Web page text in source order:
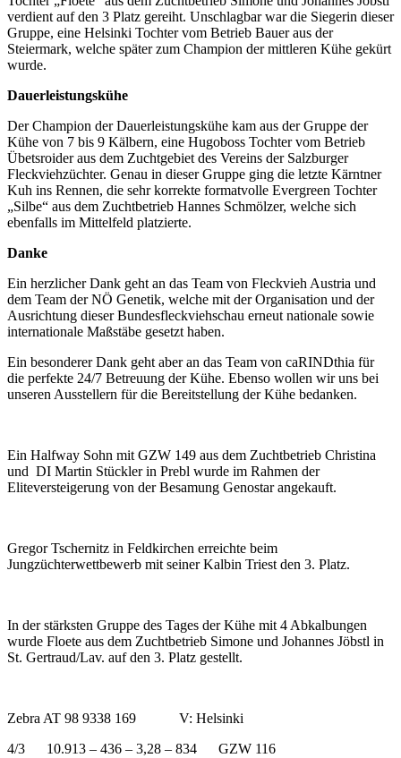
verdient auf den 3 Platz gereiht. Unschlagbar war die Siegerin dieser
Gruppe, eine Helsinki Tochter vom Betrieb Bauer aus der
Steiermark, welche später zum Champion der mittleren Kühe gekürt
wurde.
Dauerleistungskühe
Der Champion der Dauerleistungskühe kam aus der Gruppe der
Kühe von 7 bis 9 Kälbern, eine Hugoboss Tochter vom Betrieb
Übetsroider aus dem Zuchtgebiet des Vereins der Salzburger
Fleckviehzüchter. Genau in dieser Gruppe ging die letzte Kärntner
Kuh ins Rennen, die sehr korrekte formatvolle Evergreen Tochter
„Silbe“ aus dem Zuchtbetrieb Hannes Schmölzer, welche sich
ebenfalls im Mittelfeld platzierte.
Danke
Ein herzlicher Dank geht an das Team von Fleckvieh Austria und
dem Team der NÖ Genetik, welche mit der Organisation und der
Ausrichtung dieser Bundesfleckviehschau erneut nationale sowie
internationale Maßstäbe gesetzt haben.
Ein besonderer Dank geht aber an das Team von caRINDthia für
die perfekte 24/7 Betreuung der Kühe. Ebenso wollen wir uns bei
unseren Ausstellern für die Bereitstellung der Kühe bedanken.
Ein Halfway Sohn mit GZW 149 aus dem Zuchtbetrieb Christina
und DI Martin Stückler in Prebl wurde im Rahmen der
Eliteversteigerung von der Besamung Genostar angekauft.
Gregor Tschernitz in Feldkirchen erreichte beim
Jungzüchterwettbewerb mit seiner Kalbin Triest den 3. Platz.
In der stärksten Gruppe des Tages der Kühe mit 4 Abkalbungen
wurde Floete aus dem Zuchtbetrieb Simone und Johannes Jöbstl in
St. Gertraud/Lav. auf den 3. Platz gestellt.
Zebra AT 98 9338 169 V: Helsinki
4/3 10.913 – 436 – 3,28 – 834 GZW 116